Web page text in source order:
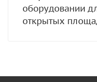
оборудовании
открытых